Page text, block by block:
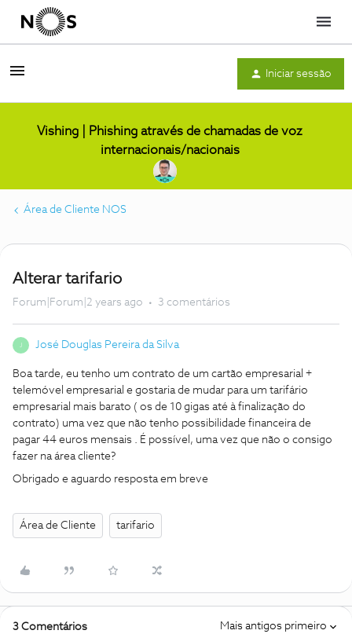
Menu
Iniciar sessão
Vishing | Phishing através de chamadas de voz
internacionais/nacionais
Área de Cliente NOS
Alterar tarifario
Forum|Forum|2 years ago 3 comentários
José Douglas Pereira da Silva
Boa tarde, eu tenho um contrato de um cartão empresarial +
telemóvel empresarial e gostaria de mudar para um tarifário
empresarial mais barato ( os de 10 gigas até à finalização do
contrato) uma vez que não tenho possibilidade financeira de
pagar 44 euros mensais . É possível, uma vez que não o consigo
fazer na área cliente?
Obrigado e aguardo resposta em breve
Área de Cliente tarifario
3 Comentários Mais antigos primeiro